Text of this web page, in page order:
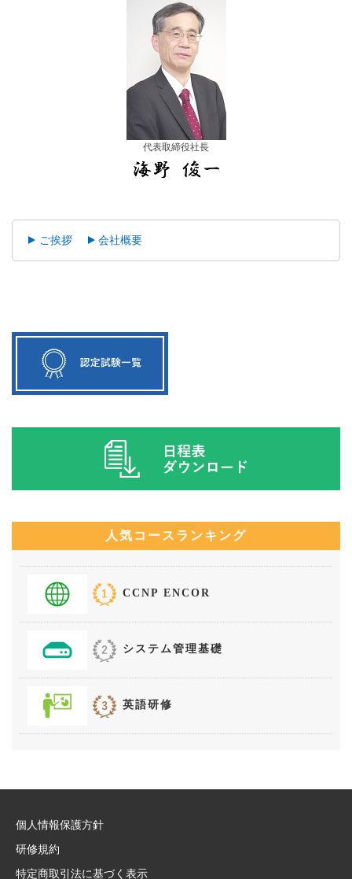
代表取締役社長
ご挨拶 会社概要
人気コースランキング
CCNP ENCOR
システム管理基礎
英語研修
個人情報保護方針
研修規約
特定商取引法に基づく表示